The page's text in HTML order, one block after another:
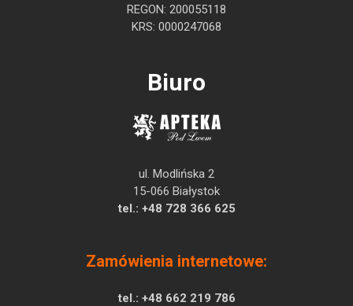
REGON: 200055118
KRS: 0000247068
Biuro
ul. Modlińska 2
15-066 Białystok
tel.: +48 728 366 625
Zamówienia internetowe:
tel.: +48 662 219 786